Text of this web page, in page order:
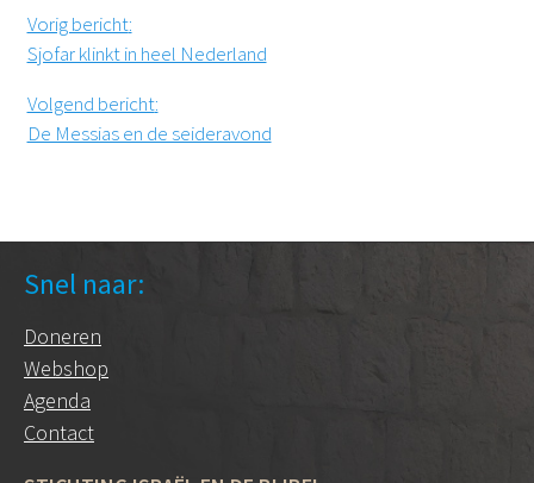
Vorig bericht:
Sjofar klinkt in heel Nederland
Volgend bericht:
De Messias en de seideravond
Snel naar:
Doneren
Webshop
Agenda
Contact